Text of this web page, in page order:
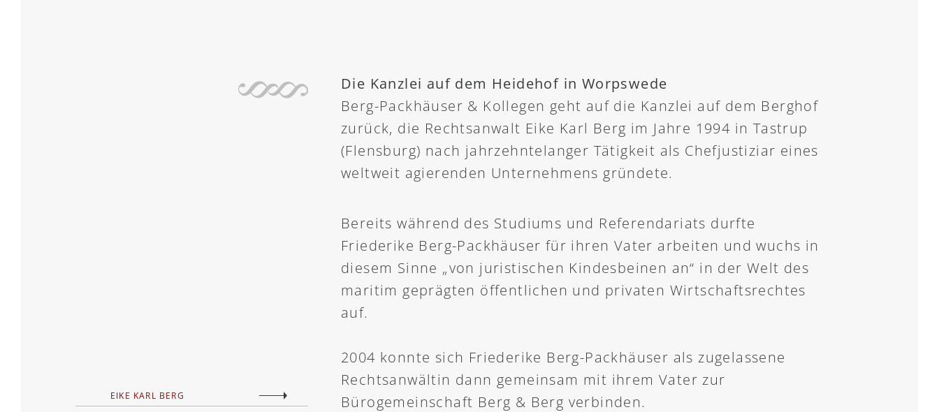
Die Kanzlei auf dem Heidehof in Worpswede
Berg-Packhäuser & Kollegen geht auf die Kanzlei auf dem Berghof
zurück, die Rechtsanwalt Eike Karl Berg im Jahre 1994 in Tastrup
(Flensburg) nach jahrzehntelanger Tätigkeit als Chefjustiziar eines
weltweit agierenden Unternehmens gründete.
Bereits während des Studiums und Referendariats durfte
Friederike Berg-Packhäuser für ihren Vater arbeiten und wuchs in
diesem Sinne „von juristischen Kindesbeinen an“ in der Welt des
maritim geprägten öffentlichen und privaten Wirtschaftsrechtes
auf.
2004 konnte sich Friederike Berg-Packhäuser als zugelassene
Rechtsanwältin dann gemeinsam mit ihrem Vater zur
Bürogemeinschaft Berg & Berg verbinden.
EIKE KARL BERG